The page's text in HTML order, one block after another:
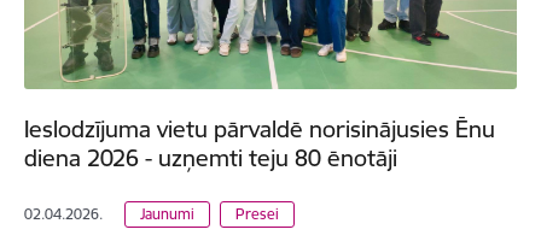
Ieslodzījuma vietu pārvaldē norisinājusies Ēnu
diena 2026 - uzņemti teju 80 ēnotāji
02.04.2026. Jaunumi Presei